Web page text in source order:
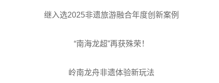
继入选2025非遗旅游融合年度创新案例
“南海龙超”再获殊荣！
岭南龙舟非遗体验新玩法